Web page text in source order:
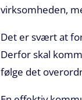
virksomheden,
Det er svært at
Derfor skal
følge det